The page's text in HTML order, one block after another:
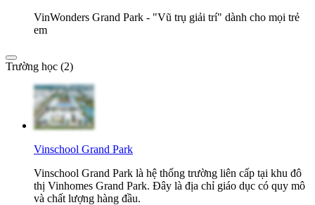
VinWonders Grand Park - "Vũ trụ giải trí" dành cho mọi trẻ
em
Trường học (2)
Vinschool Grand Park
Vinschool Grand Park là hệ thống trường liên cấp tại khu đô
thị Vinhomes Grand Park. Đây là địa chỉ giáo dục có quy mô
và chất lượng hàng đầu.